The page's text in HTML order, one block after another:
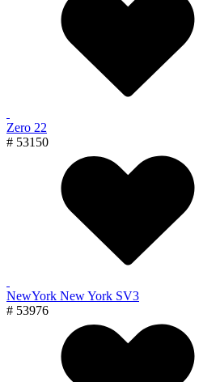
Zero 22
# 53150
NewYork New York SV3
# 53976